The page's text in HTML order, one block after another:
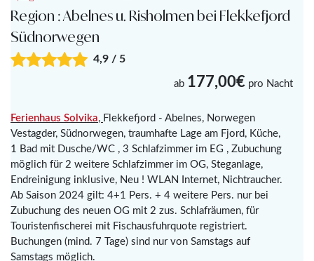
Region : Abelnes u. Risholmen bei Flekkefjord
Südnorwegen
4,9 / 5
ab 177,00€ pro Nacht
Ferienhaus Solvika, Flekkefjord - Abelnes, Norwegen
Vestagder, Südnorwegen, traumhafte Lage am Fjord, Küche,
1 Bad mit Dusche/WC , 3 Schlafzimmer im EG , Zubuchung
möglich für 2 weitere Schlafzimmer im OG, Steganlage,
Endreinigung inklusive, Neu ! WLAN Internet, Nichtraucher.
Ab Saison 2024 gilt: 4+1 Pers. + 4 weitere Pers. nur bei
Zubuchung des neuen OG mit 2 zus. Schlafräumen, für
Touristenfischerei mit Fischausfuhrquote registriert.
Buchungen (mind. 7 Tage) sind nur von Samstags auf
Samstags möglich.